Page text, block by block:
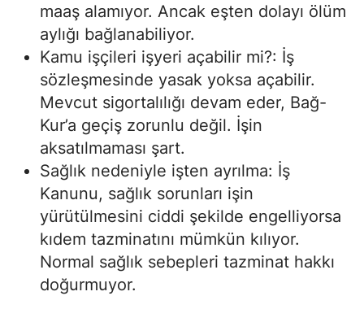
maaş alamıyor. Ancak eşten dolayı ölüm
aylığı bağlanabiliyor.
Kamu işçileri işyeri açabilir mi?: İş
sözleşmesinde yasak yoksa açabilir.
Mevcut sigortalılığı devam eder, Bağ-
Kur’a geçiş zorunlu değil. İşin
aksatılmaması şart.
Sağlık nedeniyle işten ayrılma: İş
Kanunu, sağlık sorunları işin
yürütülmesini ciddi şekilde engelliyorsa
kıdem tazminatını mümkün kılıyor.
Normal sağlık sebepleri tazminat hakkı
doğurmuyor.